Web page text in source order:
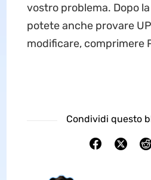
vostro problema. Dopo
potete anche provare
modificare, comprimere
Condividi questo